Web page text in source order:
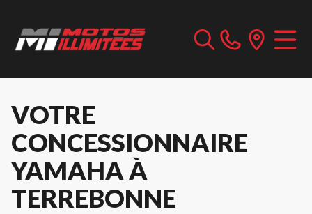
VOTRE
CONCESSIONNAIRE
YAMAHA À
TERREBONNE